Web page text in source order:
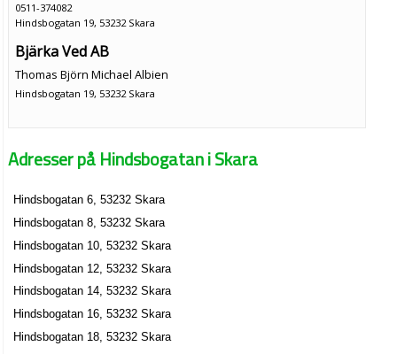
0511-374082
Hindsbogatan 19, 53232 Skara
Bjärka Ved AB
Thomas Björn Michael Albien
Hindsbogatan 19, 53232 Skara
Thomas Björn Michael Albien
Hetho AB
Thomas Björn Michael Albien
0511-21666
Hindsbogatan 19, 53232 Skara
Stenberg BoK HB
Hindsbogatan 24, 53232 Skara
Adresser på Hindsbogatan i Skara
Hindsbogatan 6, 53232 Skara
Hindsbogatan 8, 53232 Skara
Hindsbogatan 10, 53232 Skara
Hindsbogatan 12, 53232 Skara
Hindsbogatan 14, 53232 Skara
Hindsbogatan 16, 53232 Skara
Hindsbogatan 18, 53232 Skara